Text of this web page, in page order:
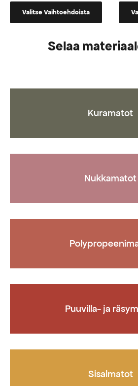
Valitse Vaihtoehdoista
vaihtoehtoja,
tuotteen
jotka
Selaa
Kuramatot
Nukkamatot
Puuvilla- ja
Sisalmatot